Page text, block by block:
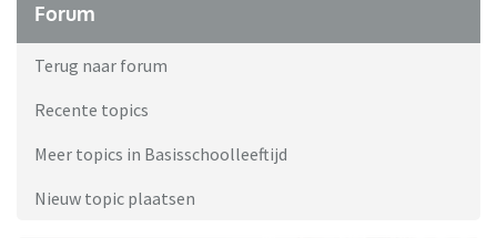
Forum
Terug naar forum
Recente topics
Meer topics in Basisschoolleeftijd
Nieuw topic plaatsen